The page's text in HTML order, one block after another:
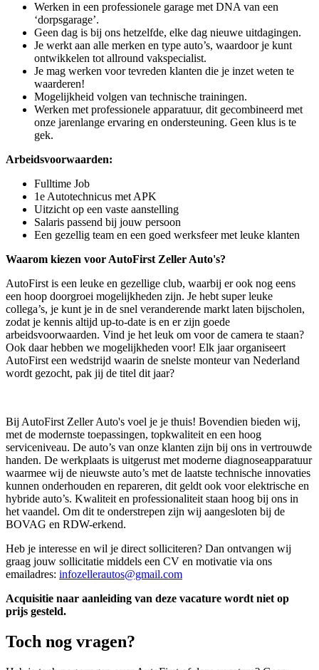
Werken in een professionele garage met DNA van een
‘dorpsgarage’.
Geen dag is bij ons hetzelfde, elke dag nieuwe uitdagingen.
Je werkt aan alle merken en type auto’s, waardoor je kunt
ontwikkelen tot allround vakspecialist.
Je mag werken voor tevreden klanten die je inzet weten te
waarderen!
Mogelijkheid volgen van technische trainingen.
Werken met professionele apparatuur, dit gecombineerd met
onze jarenlange ervaring en ondersteuning. Geen klus is te
gek.
Arbeidsvoorwaarden:
Fulltime Job
1e Autotechnicus met APK
Uitzicht op een vaste aanstelling
Salaris passend bij jouw persoon
Een gezellig team en een goed werksfeer met leuke klanten
Waarom kiezen voor AutoFirst Zeller Auto's?
AutoFirst is een leuke en gezellige club, waarbij er ook nog eens
een hoop doorgroei mogelijkheden zijn. Je hebt super leuke
collega’s, je kunt je in de snel veranderende markt laten bijscholen,
zodat je kennis altijd up-to-date is en er zijn goede
arbeidsvoorwaarden. Vind je het leuk om voor de camera te staan?
Ook daar hebben we mogelijkheden voor! Elk jaar organiseert
AutoFirst een wedstrijd waarin de snelste monteur van Nederland
wordt gezocht, pak jij de titel dit jaar?
Bij AutoFirst Zeller Auto's voel je je thuis! Bovendien bieden wij,
met de modernste toepassingen, topkwaliteit en een hoog
serviceniveau. De auto’s van onze klanten zijn bij ons in vertrouwde
handen. De werkplaats is uitgerust met moderne diagnoseapparatuur
waarmee wij de nieuwste auto’s met de laatste technische innovaties
kunnen onderhouden en repareren, dit geldt ook voor elektrische en
hybride auto’s. Kwaliteit en professionaliteit staan hoog bij ons in
het vaandel. Om dit te onderstrepen zijn wij aangesloten bij de
BOVAG en RDW-erkend.
Heb je interesse en wil je direct solliciteren? Dan ontvangen wij
graag jouw sollicitatie middels een CV en motivatie via ons
emailadres: infozellerautos@gmail.com
Acquisitie naar aanleiding van deze vacature wordt niet op
prijs gesteld.
Toch nog vragen?